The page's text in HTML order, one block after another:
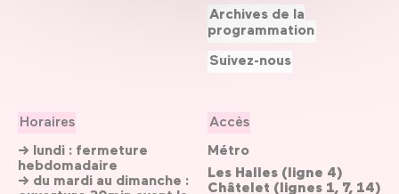
Horaires
→ lundi : fermeture
hebdomadaire
→ du mardi au dimanche :
Accès
Métro
Les Halles (ligne 4)
Châtelet (lignes 1, 7, 14)
Archives de la
programmation
Suivez-nous